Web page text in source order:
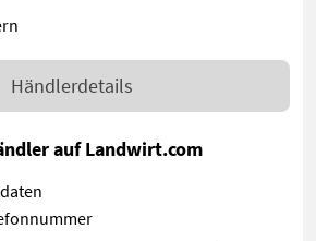
Händlerdetails
auf Landwirt.com